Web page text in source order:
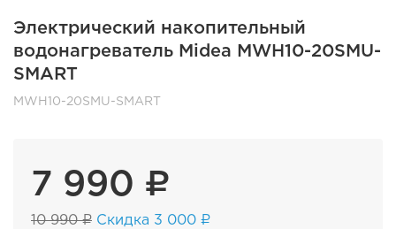
Электрический накопительный
водонагреватель Midea MWH10-20SMU-
SMART
MWH10-20SMU-SMART
7 990 ₽
10 990 ₽ Скидка 3 000 ₽